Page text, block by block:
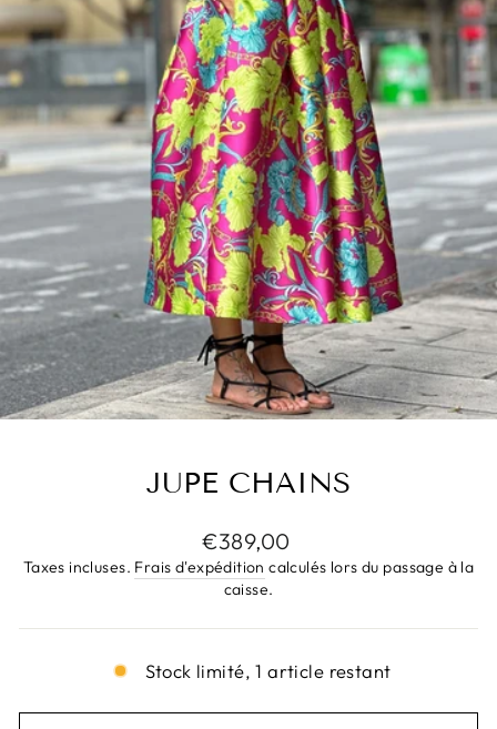
JUPE CHAINS
Prix
régulier
€389,00
Taxes incluses. Frais d'expédition calculés lors du passage à la
caisse.
Stock limité, 1 article restant